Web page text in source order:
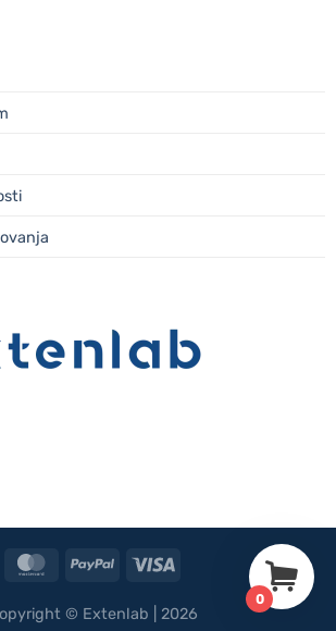
MasterCardPayPal Visa
© Extenlab | 2026
0